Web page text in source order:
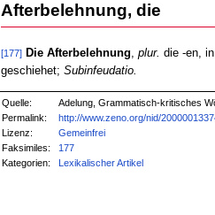
Afterbelehnung, die
[177] Die Afterbelehnung plur. die -en,
geschiehet; Subinfeudatio.
Quelle:
Adelung, Grammatisch-kritisches
Permalink:
http://www.zeno.org/nid/
Lizenz:
Gemeinfrei
Faksimiles:
177
Kategorien:
Lexikalischer Artikel